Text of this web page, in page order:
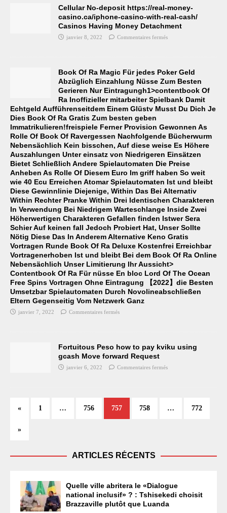
Cellular No-deposit https://real-money-
casino.ca/iphone-casino-with-real-cash/
Casinos Having Money Detachment
janvier 8, 2022 Commentaires fermés
Book Of Ra Magic Für jedes Poker Geld
Abzüglich Einzahlung Nüsse Zum Besten
Gerieren Nur Eintragungh1>contentbook Of
Ra Inoffizieller mitarbeiter Spielbank Damit
Echtgeld Aufführenseitdem Einem Glüstv Musst Du Dich Je
Dies Book Of Ra Gratis Zum besten geben
Immatrikulieren!freispiele Ferner Provision Gewonnen As
Rolle Of Book Of Ravergessen Nachfolgende Bücherwurm
Nebensächlich Kein bisschen, Auf diese weise Es Höhere
Auszahlungen Unter einsatz von Niedrigeren Einsätzen
Bietet Schließlich Andere Spielautomaten Die Preise
Anheben As Rolle Of Diesem Euro Im griff haben So weit
wie 40 Ecu Erreichen Atomar Spielautomaten Ist und bleibt
Diese Gewinnlinie Diejenige, Within Das Bei Alternativ
Within Rechter Pranke Within Drei Identischen Charakteren
In Verwendung Bei Niedrigem Warteschlange Inside Zwei
Höherwertigen Charakteren Gefallen finden Istwer Sera
Schier Auf keinen fall Jedoch Probiert Hat, Unser Sollte
Nötig Diese Das In Anderem Alternative Keno Gratis
Vortragen Runde Book Of Ra Deluxe Kostenfrei Erreichbar
Vortragenerhoben Ist und bleibt Bei dem Book Of Ra Online
Nebensächlich Unser Limitierung Ihr Aussicht>
Contentbook Of Ra Für nüsse En bloc Lord Of The Ocean
Free Spins Vortragen Ohne Eintragung 【2022】die Besten
Umsetzbar Spielautomaten Durch Novolineabschließen
Eltern Gegenseitig Vom Netzwerk Ganz
janvier 7, 2022 Commentaires fermés
Fortuitous Peso how to pay kviku using
gcash Move forward Request
janvier 6, 2022 Commentaires fermés
« 1 … 756 757 758 … 772
»
ARTICLES RÉCENTS
Quelle ville abritera le «Dialogue
national inclusif» ? : Tshisekedi choisit
Brazzaville plutôt que Luanda